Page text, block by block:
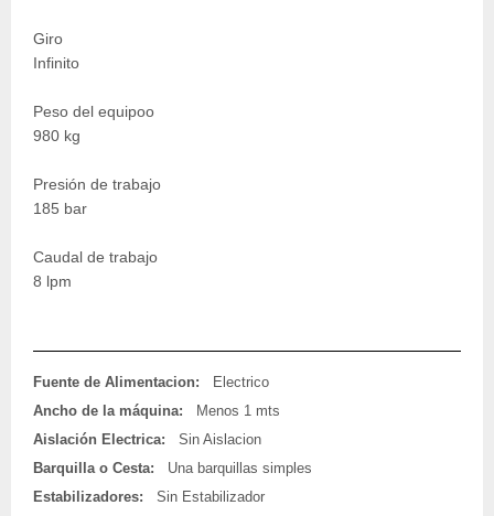
Giro
Infinito
Peso del equipoo
980 kg
Presión de trabajo
185 bar
Caudal de trabajo
8 lpm
Fuente de Alimentacion:
Electrico
Ancho de la máquina:
Menos 1 mts
Aislación Electrica:
Sin Aislacion
Barquilla o Cesta:
Una barquillas simples
Estabilizadores:
Sin Estabilizador